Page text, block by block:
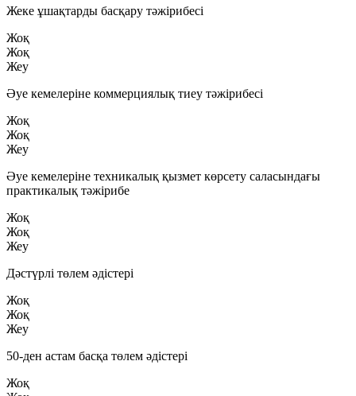
Жеке ұшақтарды басқару тәжірибесі
Жоқ
Жоқ
Жеу
Әуе кемелеріне коммерциялық тиеу тәжірибесі
Жоқ
Жоқ
Жеу
Әуе кемелеріне техникалық қызмет көрсету саласындағы
практикалық тәжірибе
Жоқ
Жоқ
Жеу
Дәстүрлі төлем әдістері
Жоқ
Жоқ
Жеу
50-ден астам басқа төлем әдістері
Жоқ